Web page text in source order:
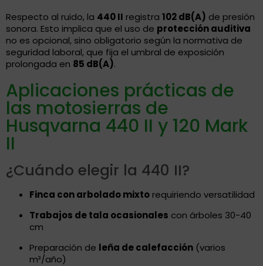
Respecto al ruido, la 440 II registra 102 dB(A) de presión
sonora. Esto implica que el uso de protección auditiva
no es opcional, sino obligatorio según la normativa de
seguridad laboral, que fija el umbral de exposición
prolongada en 85 dB(A).
Aplicaciones prácticas de
las motosierras de
Husqvarna 440 II y 120 Mark
II
¿Cuándo elegir la 440 II?
Finca con arbolado mixto requiriendo versatilidad
Trabajos de tala ocasionales con árboles 30-40
cm
Preparación de leña de calefacción (varios
m³/año)